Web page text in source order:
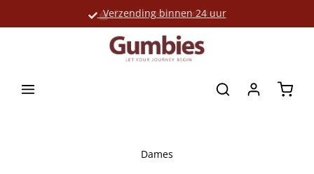
Verzending binnen 24 uur
Grote productselectie
Dames